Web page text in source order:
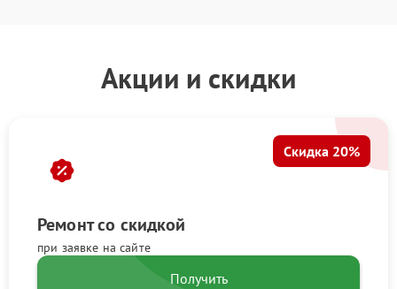
Акции и скидки
Ремонт со скидкой
при заявке на сайте
Скидка 20%
Получить